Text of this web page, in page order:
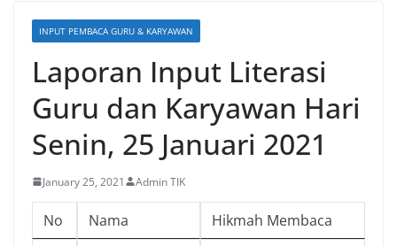
INPUT PEMBACA GURU & KARYAWAN
Laporan Input Literasi
Guru dan Karyawan Hari
Senin, 25 Januari 2021
January 25, 2021 Admin TIK
No Nama
Hikmah Membaca